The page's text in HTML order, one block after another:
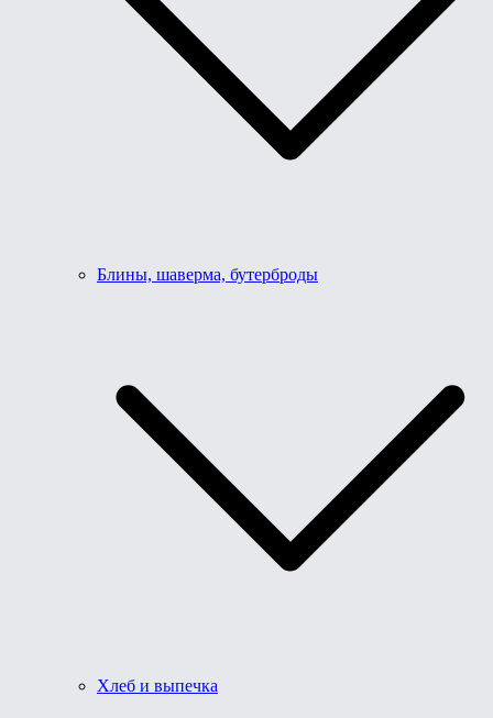
Блины, шаверма, бутерброды
Хлеб и выпечка